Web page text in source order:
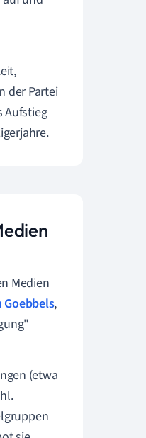
der Partei
Aufstieg
Medien
Goebbels,
(etwa